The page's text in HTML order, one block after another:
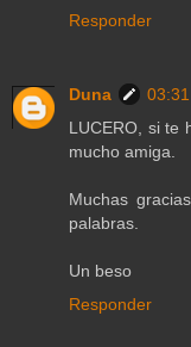
Responder
Duna
03:31
LUCERO, si te
mucho amiga.
Muchas
palabras.
Un beso
Responder